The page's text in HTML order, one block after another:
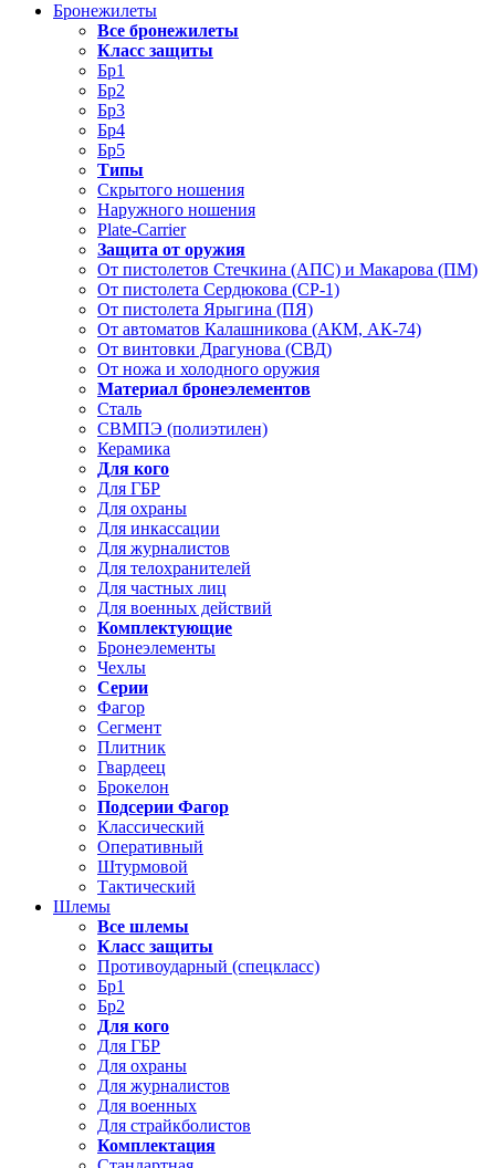
Бронежилеты
Все бронежилеты
Класс защиты
Бр1
Бр2
Бр3
Бр4
Бр5
Типы
Скрытого ношения
Наружного ношения
Plate-Carrier
Защита от оружия
От пистолетов Стечкина (АПС) и Макарова (ПМ)
От пистолета Сердюкова (СР-1)
От пистолета Ярыгина (ПЯ)
От автоматов Калашникова (АКМ, АК-74)
От винтовки Драгунова (СВД)
От ножа и холодного оружия
Материал бронеэлементов
Сталь
СВМПЭ (полиэтилен)
Керамика
Для кого
Для ГБР
Для охраны
Для инкассации
Для журналистов
Для телохранителей
Для частных лиц
Для военных действий
Комплектующие
Бронеэлементы
Чехлы
Серии
Фагор
Сегмент
Плитник
Гвардеец
Брокелон
Подсерии Фагор
Классический
Оперативный
Штурмовой
Тактический
Шлемы
Все шлемы
Класс защиты
Противоударный (спецкласс)
Бр1
Бр2
Для кого
Для ГБР
Для охраны
Для журналистов
Для военных
Для страйкболистов
Комплектация